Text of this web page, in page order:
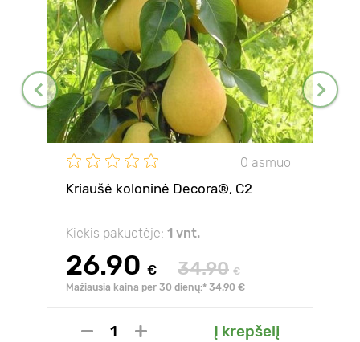
0 asmuo
Kriaušė koloninė Decora®, C2
Kiekis pakuotėje: 1 vnt.
26.90 € 34.90 €
Mažiausia kaina per 30 dienų:* 34.90 €
Į krepšelį